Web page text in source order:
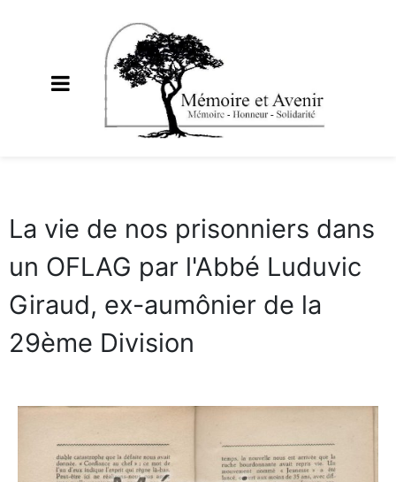
La vie de nos prisonniers dans
un OFLAG par l'Abbé Luduvic
Giraud, ex-aumônier de la
29ème Division